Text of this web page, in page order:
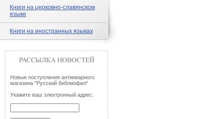
Книги на церковно-славянском
языке
Книги на иностранных языках
Новые поступления антикварного
магазина "Русский библиофил"
Укажите ваш электронный адрес: